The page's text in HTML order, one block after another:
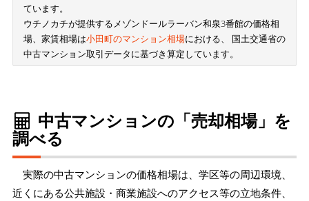
ています。
ウチノカチが提供するメゾンドールラーバン和泉3番館の価格相
場、家賃相場は小田町のマンション相場における、 国土交通省の
中古マンション取引データに基づき算定しています。
中古マンションの「売却相場」を
調べる
実際の中古マンションの価格相場は、学区等の周辺環境、
近くにある公共施設・商業施設へのアクセス等の立地条件、